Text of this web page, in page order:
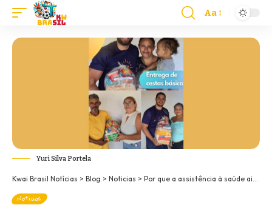
Aa
Yuri Silva Portela
Kwai Brasil Notícias > Blog > Noticias > Por que a assistência à saúde ainda não chega da mesma forma para todos os brasileiros?
Noticias